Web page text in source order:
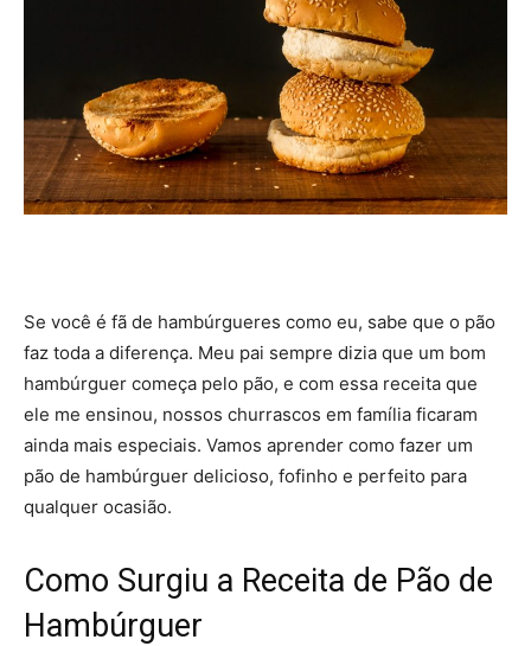
Se você é fã de hambúrgueres como eu, sabe que o pão
faz toda a diferença. Meu pai sempre dizia que um bom
hambúrguer começa pelo pão, e com essa receita que
ele me ensinou, nossos churrascos em família ficaram
ainda mais especiais. Vamos aprender como fazer um
pão de hambúrguer delicioso, fofinho e perfeito para
qualquer ocasião.
Como Surgiu a Receita de Pão de
Hambúrguer